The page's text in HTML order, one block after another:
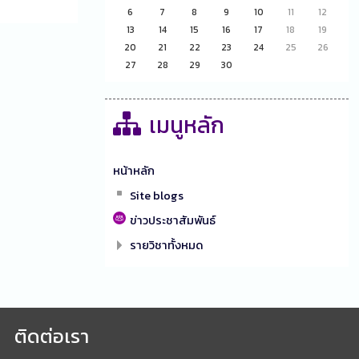
6
7 8 9 10 11
12
13
14 15 16 17 18
19
20
21 22 23 24 25
26
27
28 29 30
เมนูหลัก
หน้าหลัก
Site blogs
ข่าวประชาสัมพันธ์
รายวิชาทั้งหมด
ติดต่อเรา